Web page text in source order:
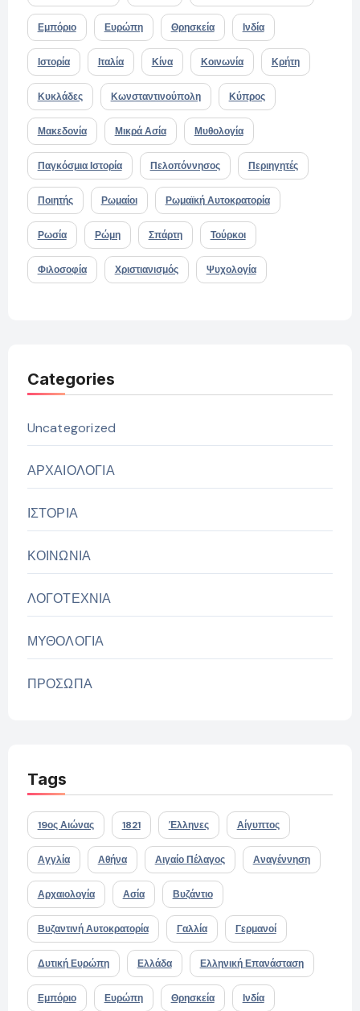
Εμπόριο Ευρώπη Θρησκεία Ινδία
Ιστορία Ιταλία Κίνα Κοινωνία Κρήτη
Κυκλάδες Κωνσταντινούπολη Κύπρος
Μακεδονία Μικρά Ασία Μυθολογία
Παγκόσμια Ιστορία Πελοπόννησος Περιηγητές
Ποιητής Ρωμαίοι Ρωμαϊκή Αυτοκρατορία
Ρωσία Ρώμη Σπάρτη Τούρκοι
Φιλοσοφία Χριστιανισμός Ψυχολογία
Categories
Uncategorized
ΑΡΧΑΙΟΛΟΓΙΑ
ΙΣΤΟΡΙΑ
ΚΟΙΝΩΝΙΑ
ΛΟΓΟΤΕΧΝΙΑ
ΜΥΘΟΛΟΓΙΑ
ΠΡΟΣΩΠΑ
Tags
19ος Αιώνας 1821 Έλληνες Αίγυπτος
Αγγλία Αθήνα Αιγαίο Πέλαγος Αναγέννηση
Αρχαιολογία Ασία Βυζάντιο
Βυζαντινή Αυτοκρατορία Γαλλία Γερμανοί
Δυτική Ευρώπη Ελλάδα Ελληνική Επανάσταση
Εμπόριο Ευρώπη Θρησκεία Ινδία